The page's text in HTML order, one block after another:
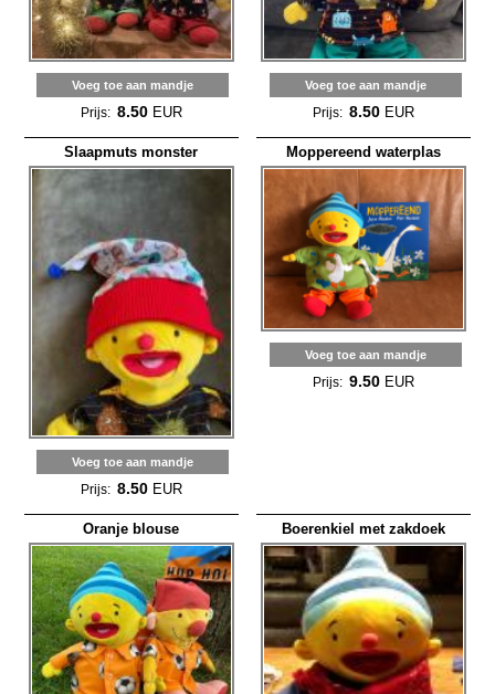
Voeg toe aan mandje
Prijs: 8.50 EUR
Voeg toe aan mandje
Prijs: 8.50 EUR
Slaapmuts monster
Voeg toe aan mandje
Prijs: 8.50 EUR
Moppereend waterplas
Voeg toe aan mandje
Prijs: 9.50 EUR
Oranje blouse Boerenkiel met zakdoek